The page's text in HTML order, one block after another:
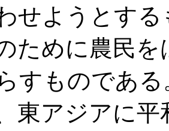
せようとす
ために農民
すものであ
東アジアに